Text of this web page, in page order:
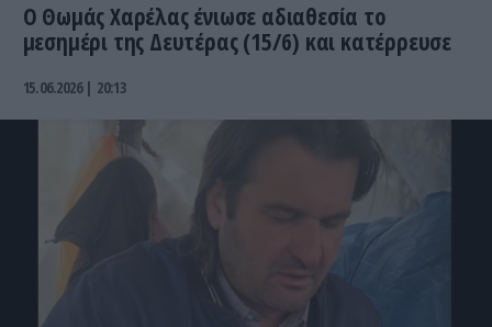
O Θωμάς Χαρέλας ένιωσε αδιαθεσία το
μεσημέρι της Δευτέρας (15/6) και κατέρρευσε
15.06.2026 | 20:13